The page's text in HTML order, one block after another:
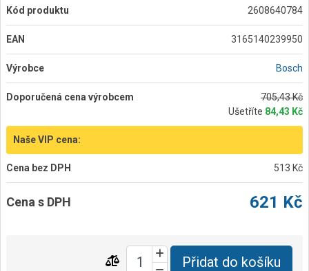
Kód produktu 2608640784
EAN 3165140239950
Výrobce Bosch
Doporučená cena výrobcem
705,43 Kč
Ušetříte 84,43 Kč
Naše VIP cena:
Cena bez DPH 513 Kč
Cena s DPH 621 Kč
Přidat do košíku